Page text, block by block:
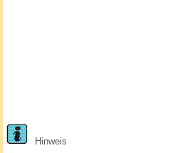
Hinweis